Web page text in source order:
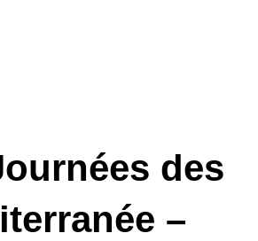
des
–